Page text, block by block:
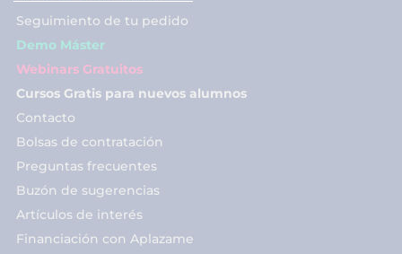
Seguimiento de tu pedido
Demo Máster
Webinars Gratuitos
Cursos Gratis para nuevos alumnos
Contacto
Bolsas de contratación
Preguntas frecuentes
Buzón de sugerencias
Artículos de interés
Financiación con Aplazame